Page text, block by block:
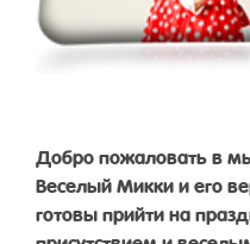
Добро пожаловать в
Веселый Микки и его
готовы прийти на